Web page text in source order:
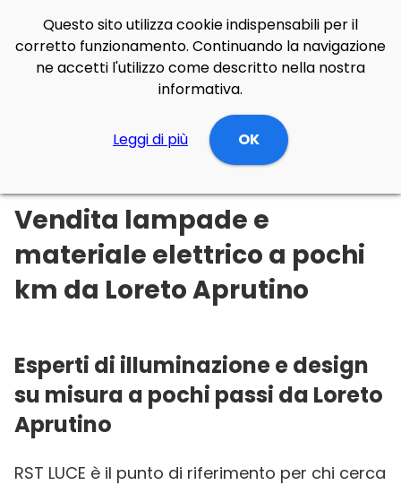
Illuminazione Online Abruzzo
Pescara
Vendita lampade e
materiale elettrico a pochi
km da Loreto Aprutino
Esperti di illuminazione e design
su misura a pochi passi da Loreto
Aprutino
RST LUCE è il punto di riferimento per chi cerca
Questo sito utilizza cookie indispensabili per il
corretto funzionamento. Continuando la navigazione
ne accetti l'utilizzo come descritto nella nostra
informativa.
Leggi di più OK